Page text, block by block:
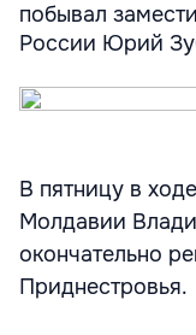
побывал
России Юрий
В пятницу в
Молдавии
окончательно
Приднестровья.